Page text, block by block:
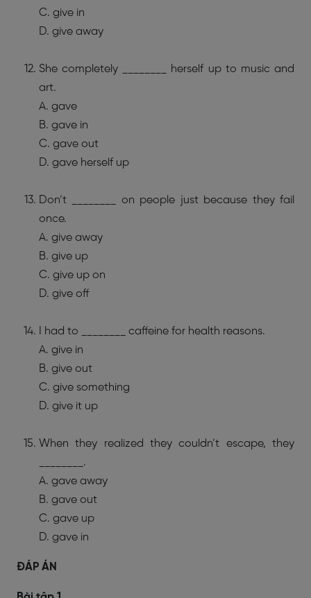
C. give in
D. give away
She completely ________ herself up to music and
art.
A. gave
B. gave in
C. gave out
D. gave herself up
Don’t ________ on people just because they fail
once.
A. give away
B. give up
C. give up on
D. give off
I had to ________ caffeine for health reasons.
A. give in
B. give out
C. give something
D. give it up
When they realized they couldn’t escape, they
________.
A. gave away
B. gave out
C. gave up
D. gave in
ĐÁP ÁN